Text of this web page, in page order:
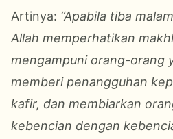
Artinya: “Apabila tiba
Allah memperhatikan
mengampuni orang-orang
memberi penangguhan
kafir, dan membiarkan
kebencian dengan